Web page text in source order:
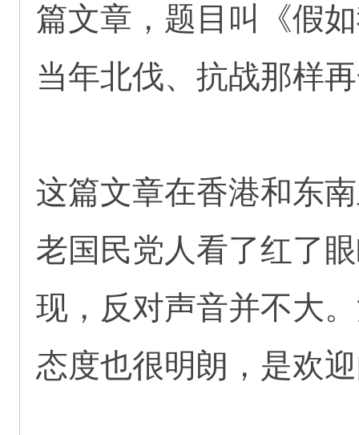
篇文章，题目叫《假
当年北伐、抗战那样
这篇文章在香港和东
老国民党人看了红了
现，反对声音并不大
态度也很明朗，是欢